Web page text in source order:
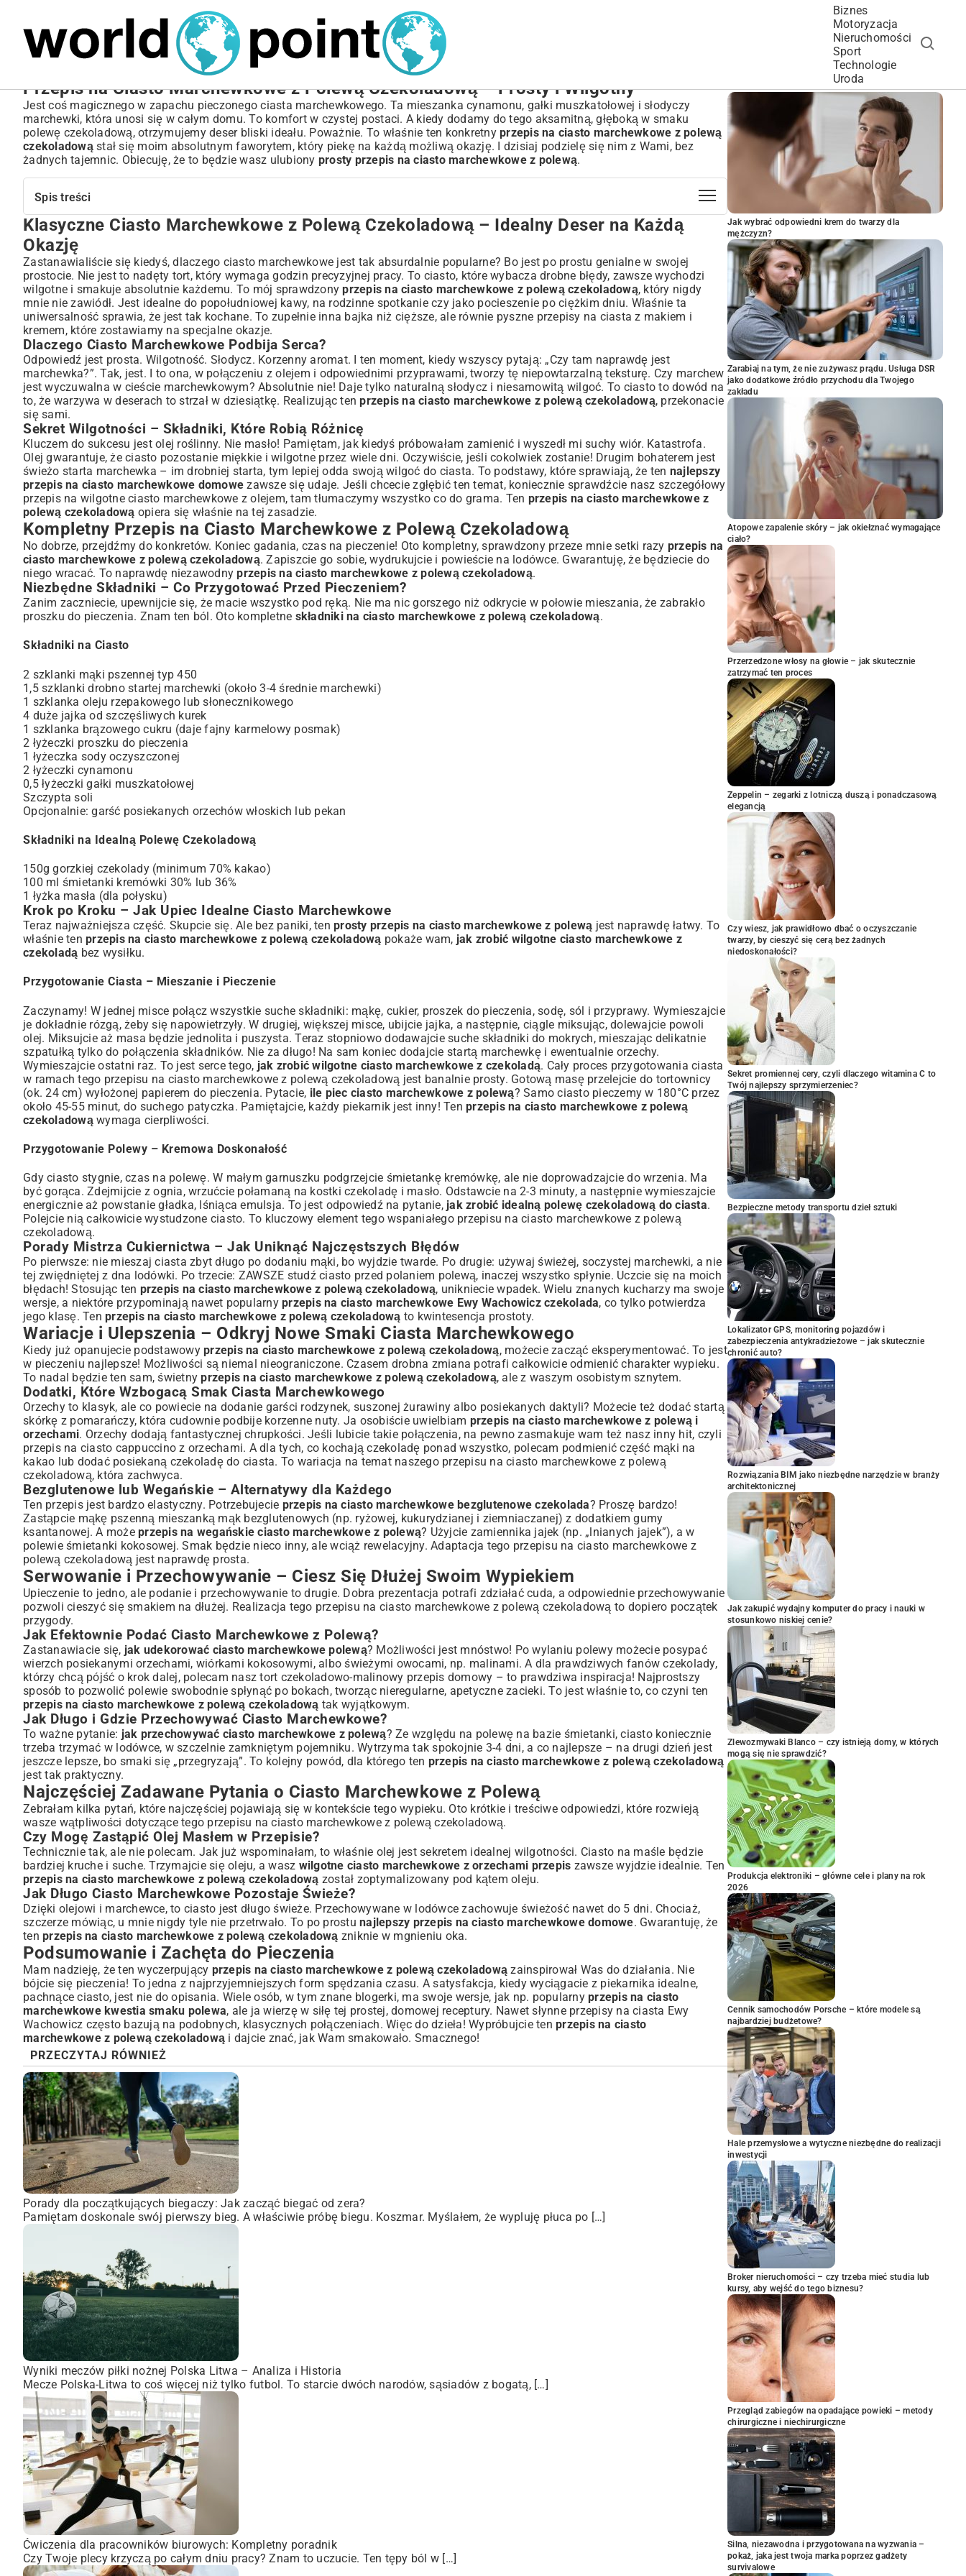
Biznes
Motoryzacja
Nieruchomości
Sport
Technologie
Uroda
Przepis na Ciasto Marchewkowe z Polewą Czekoladową – Prosty i Wilgotny
Jest coś magicznego w zapachu pieczonego ciasta marchewkowego. Ta mieszanka cynamonu, gałki muszkatołowej i słodyczy
marchewki, która unosi się w całym domu. To komfort w czystej postaci. A kiedy dodamy do tego aksamitną, głęboką w smaku
polewę czekoladową, otrzymujemy deser bliski ideału. Poważnie. To właśnie ten konkretny przepis na ciasto marchewkowe z polewą
czekoladowąstał się moim absolutnym faworytem, który piekę na każdą możliwą okazję. I dzisiaj podzielę się nim z Wami, bez
żadnych tajemnic. Obiecuję, że to będzie wasz ulubiony prosty przepis na ciasto marchewkowe z polewą.
Spis treści
Klasyczne Ciasto Marchewkowe z Polewą Czekoladową – Idealny Deser na Każdą Okazję
Dlaczego Ciasto Marchewkowe Podbija Serca?
Sekret Wilgotności – Składniki, Które Robią Różnicę
Kompletny Przepis na Ciasto Marchewkowe z Polewą Czekoladową
Niezbędne Składniki – Co Przygotować Przed Pieczeniem?
Krok po Kroku – Jak Upiec Idealne Ciasto Marchewkowe
Porady Mistrza Cukiernictwa – Jak Uniknąć Najczęstszych Błędów
Wariacje i Ulepszenia – Odkryj Nowe Smaki Ciasta Marchewkowego
Dodatki, Które Wzbogacą Smak Ciasta Marchewkowego
Bezglutenowe lub Wegańskie – Alternatywy dla Każdego
Serwowanie i Przechowywanie – Ciesz Się Dłużej Swoim Wypiekiem
Jak Efektownie Podać Ciasto Marchewkowe z Polewą?
Jak Długo i Gdzie Przechowywać Ciasto Marchewkowe?
Najczęściej Zadawane Pytania o Ciasto Marchewkowe z Polewą
Czy Mogę Zastąpić Olej Masłem w Przepisie?
Jak Długo Ciasto Marchewkowe Pozostaje Świeże?
Podsumowanie i Zachęta do Pieczenia
Klasyczne Ciasto Marchewkowe z Polewą Czekoladową – Idealny Deser na Każdą
Okazję
Zastanawialiście się kiedyś, dlaczego ciasto marchewkowe jest tak absurdalnie popularne? Bo jest po prostu genialne w swojej
prostocie. Nie jest to nadęty tort, który wymaga godzin precyzyjnej pracy. To ciasto, które wybacza drobne błędy, zawsze wychodzi
wilgotne i smakuje absolutnie każdemu. To mój sprawdzonyprzepis na ciasto marchewkowe z polewą czekoladową, który nigdy
mnie nie zawiódł. Jest idealne do popołudniowej kawy, na rodzinne spotkanie czy jako pocieszenie po ciężkim dniu. Właśnie ta
uniwersalność sprawia, że jest tak kochane. To zupełnie inna bajka niż cięższe, ale równie pyszne przepisy na ciasta z makiem i
kremem, które zostawiamy na specjalne okazje.
Dlaczego Ciasto Marchewkowe Podbija Serca?
Odpowiedź jest prosta. Wilgotność. Słodycz. Korzenny aromat. I ten moment, kiedy wszyscy pytają: „Czy tam naprawdę jest
marchewka?”. Tak, jest. I to ona, w połączeniu z olejem i odpowiednimi przyprawami, tworzy tę niepowtarzalną teksturę. Czy marchew
jest wyczuwalna w cieście marchewkowym? Absolutnie nie! Daje tylko naturalną słodycz i niesamowitą wilgoć. To ciasto to dowód na
to, że warzywa w deserach to strzał w dziesiątkę. Realizując tenprzepis na ciasto marchewkowe z polewą czekoladową, przekonacie
się sami.
Sekret Wilgotności – Składniki, Które Robią Różnicę
Kluczem do sukcesu jest olej roślinny. Nie masło! Pamiętam, jak kiedyś próbowałam zamienić i wyszedł mi suchy wiór. Katastrofa.
Olej gwarantuje, że ciasto pozostanie miękkie i wilgotne przez wiele dni. Oczywiście, jeśli cokolwiek zostanie! Drugim bohaterem jest
świeżo starta marchewka – im drobniej starta, tym lepiej odda swoją wilgoć do ciasta. To podstawy, które sprawiają, że ten najlepszy
przepis na ciasto marchewkowe domowe zawsze się udaje. Jeśli chcecie zgłębić ten temat, koniecznie sprawdźcie nasz szczegółowy
przepis na wilgotne ciasto marchewkowe z olejem, tam tłumaczymy wszystko co do grama. Ten przepis na ciasto marchewkowe z
polewą czekoladową opiera się właśnie na tej zasadzie.
Kompletny Przepis na Ciasto Marchewkowe z Polewą Czekoladową
No dobrze, przejdźmy do konkretów. Koniec gadania, czas na pieczenie! Oto kompletny, sprawdzony przeze mnie setki razy przepis na
ciasto marchewkowe z polewą czekoladową. Zapiszcie go sobie, wydrukujcie i powieście na lodówce. Gwarantuję, że będziecie do
niego wracać. To naprawdę niezawodnyprzepis na ciasto marchewkowe z polewą czekoladową.
Niezbędne Składniki – Co Przygotować Przed Pieczeniem?
Zanim zaczniecie, upewnijcie się, że macie wszystko pod ręką. Nie ma nic gorszego niż odkrycie w połowie mieszania, że zabrakło
proszku do pieczenia. Znam ten ból. Oto kompletne składniki na ciasto marchewkowe z polewą czekoladową.
Składniki na Ciasto
2 szklanki mąki pszennej typ 450
1,5 szklanki drobno startej marchewki (około 3-4 średnie marchewki)
1 szklanka oleju rzepakowego lub słonecznikowego
4 duże jajka od szczęśliwych kurek
1 szklanka brązowego cukru (daje fajny karmelowy posmak)
2 łyżeczki proszku do pieczenia
1 łyżeczka sody oczyszczonej
2 łyżeczki cynamonu
0,5 łyżeczki gałki muszkatołowej
Szczypta soli
Opcjonalnie: garść posiekanych orzechów włoskich lub pekan
Składniki na Idealną Polewę Czekoladową
150g gorzkiej czekolady (minimum 70% kakao)
100 ml śmietanki kremówki 30% lub 36%
1 łyżka masła (dla połysku)
Krok po Kroku – Jak Upiec Idealne Ciasto Marchewkowe
Teraz najważniejsza część. Skupcie się. Ale bez paniki, ten prosty przepis na ciasto marchewkowe z polewą jest naprawdę łatwy. To
właśnie ten przepis na ciasto marchewkowe z polewą czekoladową pokaże wam, jak zrobić wilgotne ciasto marchewkowe z
czekoladą bez wysiłku.
Przygotowanie Ciasta – Mieszanie i Pieczenie
Zaczynamy! W jednej misce połącz wszystkie suche składniki: mąkę, cukier, proszek do pieczenia, sodę, sól i przyprawy. Wymieszajcie
je dokładnie rózgą, żeby się napowietrzyły. W drugiej, większej misce, ubijcie jajka, a następnie, ciągle miksując, dolewajcie powoli
olej. Miksujcie aż masa będzie jednolita i puszysta. Teraz stopniowo dodawajcie suche składniki do mokrych, mieszając delikatnie
szpatułką tylko do połączenia składników. Nie za długo! Na sam koniec dodajcie startą marchewkę i ewentualnie orzechy.
Wymieszajcie ostatni raz. To jest serce tego, jak zrobić wilgotne ciasto marchewkowe z czekoladą. Cały proces przygotowania ciasta
w ramach tego przepisu na ciasto marchewkowe z polewą czekoladową jest banalnie prosty. Gotową masę przelejcie do tortownicy
(ok. 24 cm) wyłożonej papierem do pieczenia. Pytacie, ile piec ciasto marchewkowe z polewą? Samo ciasto pieczemy w 180°C przez
około 45-55 minut, do suchego patyczka. Pamiętajcie, każdy piekarnik jest inny! Ten przepis na ciasto marchewkowe z polewą
czekoladowąwymaga cierpliwości.
Przygotowanie Polewy – Kremowa Doskonałość
Gdy ciasto stygnie, czas na polewę. W małym garnuszku podgrzejcie śmietankę kremówkę, ale nie doprowadzajcie do wrzenia. Ma
być gorąca. Zdejmijcie z ognia, wrzućcie połamaną na kostki czekoladę i masło. Odstawcie na 2-3 minuty, a następnie wymieszajcie
energicznie aż powstanie gładka, lśniąca emulsja. To jest odpowiedź na pytanie, jak zrobić idealną polewę czekoladową do ciasta.
Polejcie nią całkowicie wystudzone ciasto. To kluczowy element tego wspaniałego przepisu na ciasto marchewkowe z polewą
czekoladową.
Porady Mistrza Cukiernictwa – Jak Uniknąć Najczęstszych Błędów
Po pierwsze: nie mieszaj ciasta zbyt długo po dodaniu mąki, bo wyjdzie twarde. Po drugie: używaj świeżej, soczystej marchewki, a nie
tej zwiędniętej z dna lodówki. Po trzecie: ZAWSZE studź ciasto przed polaniem polewą, inaczej wszystko spłynie. Uczcie się na moich
błędach! Stosując ten przepis na ciasto marchewkowe z polewą czekoladową, unikniecie wpadek. Wielu znanych kucharzy ma swoje
wersje, a niektóre przypominają nawet popularny przepis na ciasto marchewkowe Ewy Wachowicz czekolada, co tylko potwierdza
jego klasę. Ten przepis na ciasto marchewkowe z polewą czekoladową to kwintesencja prostoty.
Wariacje i Ulepszenia – Odkryj Nowe Smaki Ciasta Marchewkowego
Kiedy już opanujecie podstawowy przepis na ciasto marchewkowe z polewą czekoladową, możecie zacząć eksperymentować. To jest
w pieczeniu najlepsze! Możliwości są niemal nieograniczone. Czasem drobna zmiana potrafi całkowicie odmienić charakter wypieku.
To nadal będzie ten sam, świetnyprzepis na ciasto marchewkowe z polewą czekoladową, ale z waszym osobistym sznytem.
Dodatki, Które Wzbogacą Smak Ciasta Marchewkowego
Orzechy to klasyk, ale co powiecie na dodanie garści rodzynek, suszonej żurawiny albo posiekanych daktyli? Możecie też dodać startą
skórkę z pomarańczy, która cudownie podbije korzenne nuty. Ja osobiście uwielbiam przepis na ciasto marchewkowe z polewą i
orzechami. Orzechy dodają fantastycznej chrupkości. Jeśli lubicie takie połączenia, na pewno zasmakuje wam też nasz inny hit, czyli
przepis na ciasto cappuccino z orzechami. A dla tych, co kochają czekoladę ponad wszystko, polecam podmienić część mąki na
kakao lub dodać posiekaną czekoladę do ciasta. To wariacja na temat naszego przepisu na ciasto marchewkowe z polewą
czekoladową, która zachwyca.
Bezglutenowe lub Wegańskie – Alternatywy dla Każdego
Ten przepis jest bardzo elastyczny. Potrzebujecie przepis na ciasto marchewkowe bezglutenowe czekolada? Proszę bardzo!
Zastąpcie mąkę pszenną mieszanką mąk bezglutenowych (np. ryżowej, kukurydzianej i ziemniaczanej) z dodatkiem gumy
ksantanowej. A może przepis na wegańskie ciasto marchewkowe z polewą? Użyjcie zamiennika jajek (np. „lnianych jajek”), a w
polewie śmietanki kokosowej. Smak będzie nieco inny, ale wciąż rewelacyjny. Adaptacja tego przepisu na ciasto marchewkowe z
polewą czekoladową jest naprawdę prosta.
Serwowanie i Przechowywanie – Ciesz Się Dłużej Swoim Wypiekiem
Upieczenie to jedno, ale podanie i przechowywanie to drugie. Dobra prezentacja potrafi zdziałać cuda, a odpowiednie przechowywanie
pozwoli cieszyć się smakiem na dłużej. Realizacja tego przepisu na ciasto marchewkowe z polewą czekoladową to dopiero początek
przygody.
Jak Efektownie Podać Ciasto Marchewkowe z Polewą?
Zastanawiacie się, jak udekorować ciasto marchewkowe polewą? Możliwości jest mnóstwo! Po wylaniu polewy możecie posypać
wierzch posiekanymi orzechami, wiórkami kokosowymi, albo świeżymi owocami, np. malinami. A dla prawdziwych fanów czekolady,
którzy chcą pójść o krok dalej, polecam nasztort czekoladowo-malinowy przepis domowy – to prawdziwa inspiracja! Najprostszy
sposób to pozwolić polewie swobodnie spłynąć po bokach, tworząc nieregularne, apetyczne zacieki. To jest właśnie to, co czyni ten
przepis na ciasto marchewkowe z polewą czekoladową tak wyjątkowym.
Jak Długo i Gdzie Przechowywać Ciasto Marchewkowe?
To ważne pytanie: jak przechowywać ciasto marchewkowe z polewą? Ze względu na polewę na bazie śmietanki, ciasto koniecznie
trzeba trzymać w lodówce, w szczelnie zamkniętym pojemniku. Wytrzyma tak spokojnie 3-4 dni, a co najlepsze – na drugi dzień jest
jeszcze lepsze, bo smaki się „przegryzają”. To kolejny powód, dla którego ten przepis na ciasto marchewkowe z polewą czekoladową
jest tak praktyczny.
Najczęściej Zadawane Pytania o Ciasto Marchewkowe z Polewą
Zebrałam kilka pytań, które najczęściej pojawiają się w kontekście tego wypieku. Oto krótkie i treściwe odpowiedzi, które rozwieją
wasze wątpliwości dotyczące tego przepisu na ciasto marchewkowe z polewą czekoladową.
Czy Mogę Zastąpić Olej Masłem w Przepisie?
Technicznie tak, ale nie polecam. Jak już wspominałam, to właśnie olej jest sekretem idealnej wilgotności. Ciasto na maśle będzie
bardziej kruche i suche. Trzymajcie się oleju, a wasz wilgotne ciasto marchewkowe z orzechami przepis zawsze wyjdzie idealnie. Ten
przepis na ciasto marchewkowe z polewą czekoladową został zoptymalizowany pod kątem oleju.
Jak Długo Ciasto Marchewkowe Pozostaje Świeże?
Dzięki olejowi i marchewce, to ciasto jest długo świeże. Przechowywane w lodówce zachowuje świeżość nawet do 5 dni. Chociaż,
szczerze mówiąc, u mnie nigdy tyle nie przetrwało. To po prostu najlepszy przepis na ciasto marchewkowe domowe. Gwarantuję, że
ten przepis na ciasto marchewkowe z polewą czekoladową zniknie w mgnieniu oka.
Podsumowanie i Zachęta do Pieczenia
Mam nadzieję, że ten wyczerpujący przepis na ciasto marchewkowe z polewą czekoladową zainspirował Was do działania. Nie
bójcie się pieczenia! To jedna z najprzyjemniejszych form spędzania czasu. A satysfakcja, kiedy wyciągacie z piekarnika idealne,
pachnące ciasto, jest nie do opisania. Wiele osób, w tym znane blogerki, ma swoje wersje, jak np. popularny przepis na ciasto
marchewkowe kwestia smaku polewa, ale ja wierzę w siłę tej prostej, domowej receptury. Nawet słynne przepisy na ciasta Ewy
Wachowicz często bazują na podobnych, klasycznych połączeniach. Więc do dzieła! Wypróbujcie ten przepis na ciasto
marchewkowe z polewą czekoladową i dajcie znać, jak Wam smakowało. Smacznego!
PRZECZYTAJ RÓWNIEŻ
Porady dla początkujących biegaczy: Jak zacząć biegać od zera?
Pamiętam doskonale swój pierwszy bieg. A właściwie próbę biegu. Koszmar. Myślałem, że wypluję płuca po […]
Wyniki meczów piłki nożnej Polska Litwa – Analiza i Historia
Mecze Polska-Litwa to coś więcej niż tylko futbol. To starcie dwóch narodów, sąsiadów z bogatą, […]
Ćwiczenia dla pracowników biurowych: Kompletny poradnik
Czy Twoje plecy krzyczą po całym dniu pracy? Znam to uczucie. Ten tępy ból w […]
POPULARNE ARTYKUŁY
Jak wybrać odpowiedni krem do twarzy dla
mężczyzn?
Zarabiaj na tym, że nie zużywasz prądu. Usługa DSR
jako dodatkowe źródło przychodu dla Twojego
zakładu
Atopowe zapalenie skóry – jak okiełznać wymagające
ciało?
Przerzedzone włosy na głowie – jak skutecznie
zatrzymać ten proces
Zeppelin – zegarki z lotniczą duszą i ponadczasową
elegancją
Czy wiesz, jak prawidłowo dbać o oczyszczanie
twarzy, by cieszyć się cerą bez żadnych
niedoskonałości?
Sekret promiennej cery, czyli dlaczego witamina C to
Twój najlepszy sprzymierzeniec?
Bezpieczne metody transportu dzieł sztuki
Lokalizator GPS, monitoring pojazdów i
zabezpieczenia antykradzieżowe – jak skutecznie
chronić auto?
Rozwiązania BIM jako niezbędne narzędzie w branży
architektonicznej
Jak zakupić wydajny komputer do pracy i nauki w
stosunkowo niskiej cenie?
Zlewozmywaki Blanco – czy istnieją domy, w których
mogą się nie sprawdzić?
Produkcja elektroniki – główne cele i plany na rok
2026
Cennik samochodów Porsche – które modele są
najbardziej budżetowe?
Hale przemysłowe a wytyczne niezbędne do realizacji
inwestycji
Broker nieruchomości – czy trzeba mieć studia lub
kursy, aby wejść do tego biznesu?
Przegląd zabiegów na opadające powieki – metody
chirurgiczne i niechirurgiczne
Silna, niezawodna i przygotowana na wyzwania –
pokaż, jaka jest twoja marka poprzez gadżety
survivalowe